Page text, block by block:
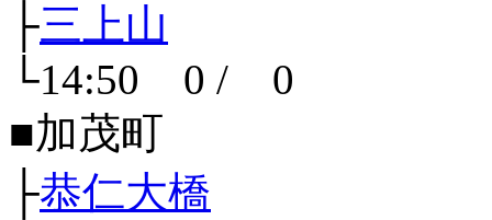
├三上山
└14:50 0 / 0
■加茂町
├恭仁大橋